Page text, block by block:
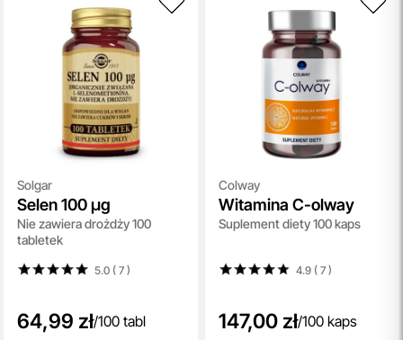
Solgar
Selen 100 µg
Nie zawiera drożdży 100
tabletek
5.0 ( 7)
64,99 zł/100 tabl
Colway
Witamina C-olway
Suplement diety 100 kaps
4.9 ( 7)
147,00 zł/100 kaps